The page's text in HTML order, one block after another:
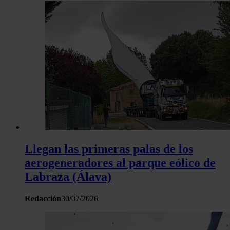
Llegan las primeras palas de los
aerogeneradores al parque eólico de
Labraza (Álava)
Redacción30/07/2026